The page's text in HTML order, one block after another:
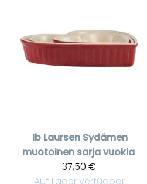
Ib Laursen Sydämen
muotoinen sarja vuokia
37,50 €
Auf Lager verfügbar